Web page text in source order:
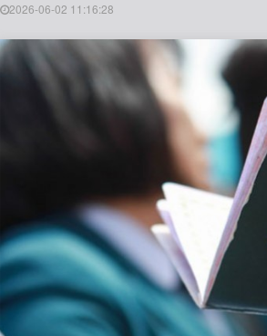
Олон улсын туршлага судлах
2026-06-02 11:16:28